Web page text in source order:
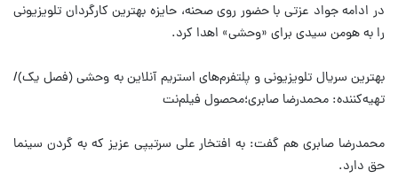
در ادامه جواد عزتی با حضور روی صحنه، حایزه بهترین کارگردان تلویزیونی
را به هومن سیدی برای «وحشی» اهدا کرد.
بهترین سریال تلویزیونی و پلتفرم‌های استریم آنلاین به وحشی (فصل یک)/
تهیه‌کننده: محمدرضا صابری؛محصول فیلم‌نت
محمدرضا صابری هم گفت: به افتخار علی سرتیپی عزیز که به گردن سینما
حق دارد.